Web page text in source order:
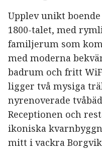
Upplev unikt
1800-talet, med
familjerum som
med moderna
badrum och fritt
ligger två mysiga
nyrenoverade
Receptionen och
ikoniska
mitt i vackra